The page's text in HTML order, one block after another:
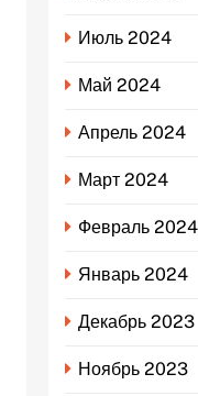
Июль 2024
Май 2024
Апрель 2024
Март 2024
Февраль 2024
Январь 2024
Декабрь 2023
Ноябрь 2023